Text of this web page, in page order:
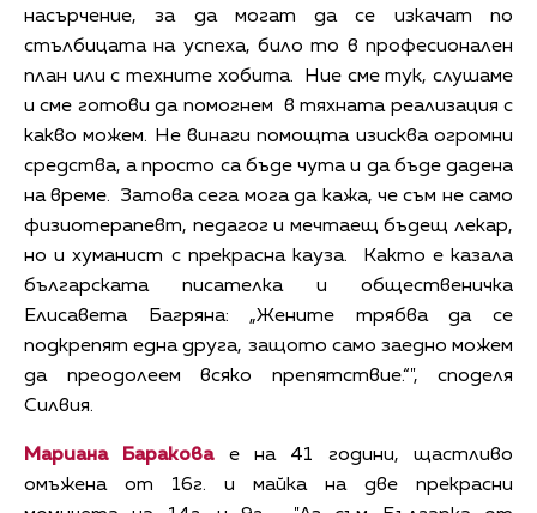
насърчение, за да могат да се изкачат по
стълбицата на успеха, било то в професионален
план или с техните хобита. Ние сме тук, слушаме
и сме готови да помогнем в тяхната реализация с
какво можем. Не винаги помощта изисква огромни
средства, а просто са бъде чута и да бъде дадена
на време. Затова сега мога да кажа, че съм не само
физиотерапевт, педагог и мечтаещ бъдещ лекар,
но и хуманист с прекрасна кауза. Както е казала
българската писателка и общественичка
Елисавета Багряна: „Жените трябва да се
подкрепят една друга, защото само заедно можем
да преодолеем всяко препятствие.“", споделя
Силвия.
Мариана Баракова е на 41 години, щастливо
омъжена от 16г. и майка на две прекрасни